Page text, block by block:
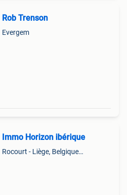
Rob Trenson
Evergem
Immo Horizon ibérique
Rocourt - Liège, Belgique et La Mata - Torrevieja